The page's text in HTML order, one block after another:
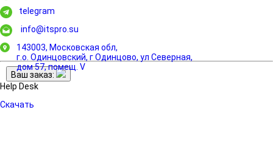
telegram
info@itspro.su
143003, Московская обл,
г.о. Одинцовский, г Одинцово, ул Северная,
дом 57, помещ. V
Ваш заказ:
Help Desk
Скачать